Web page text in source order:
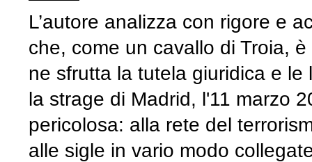
L’autore analizza con rigore e
che, come un cavallo di Troia,
ne sfrutta la tutela giuridica e
la strage di Madrid, l'11 marzo
pericolosa: alla rete del
alle sigle in vario modo